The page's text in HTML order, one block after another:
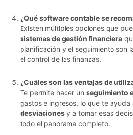
¿Qué software contable se
Existen múltiples opciones que
sistemas de gestión financiera
planificación y el seguimiento son
el control de las finanzas.
¿Cuáles son las ventajas de
Te permite hacer un seguimiento
gastos e ingresos, lo que te ayuda
desviaciones y a tomar esas
todo el panorama completo.